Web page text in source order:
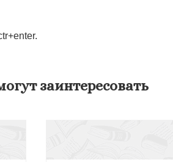
заинтересовать